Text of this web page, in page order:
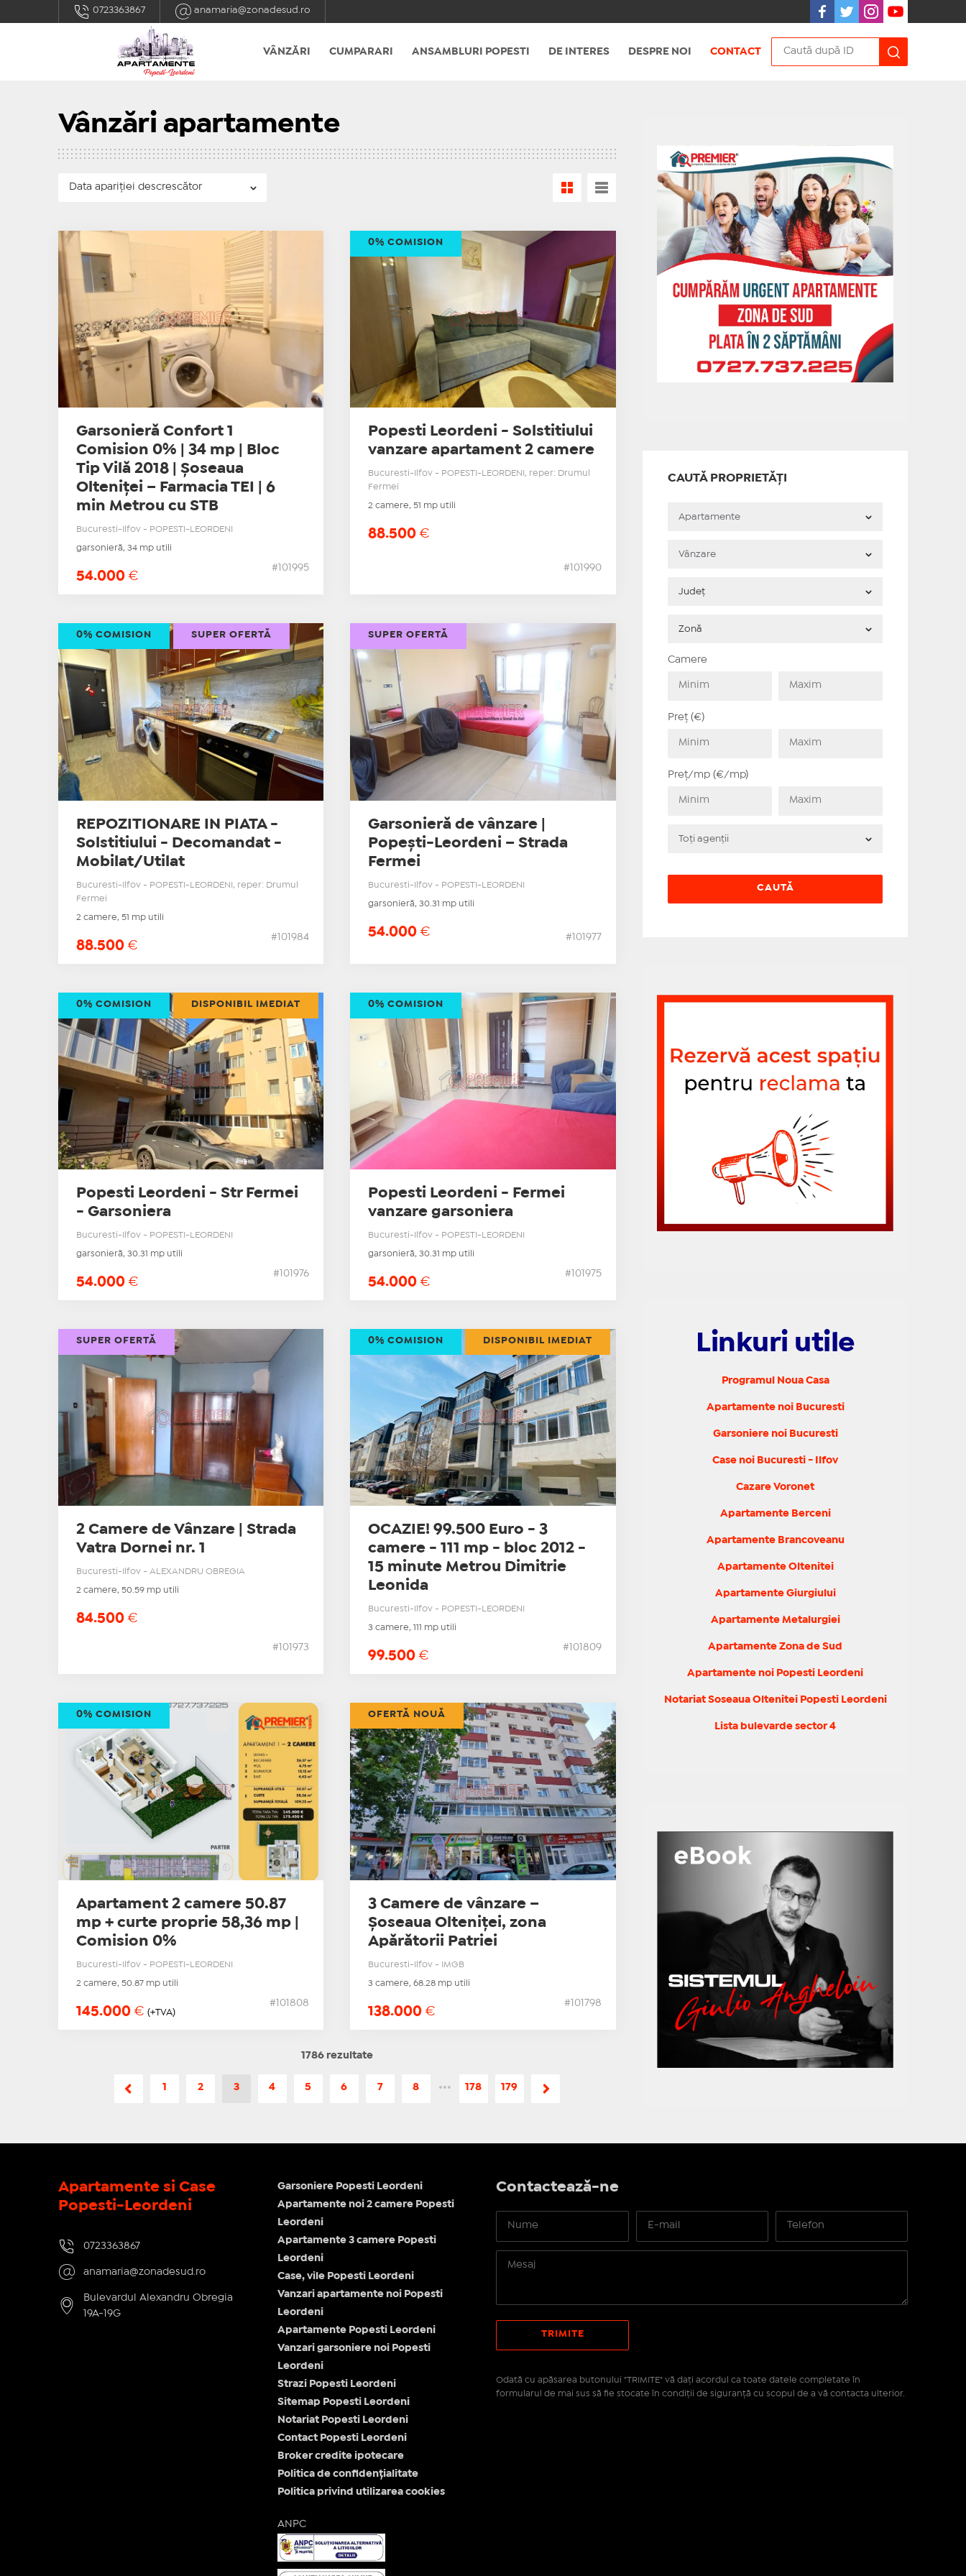
0723363867 anamaria@zonadesud.ro
VÂNZĂRI CUMPARARI ANSAMBLURI POPESTI DE INTERES DESPRE NOI CONTACT
Vânzări apartamente
Garsonieră Confort 1
Comision 0% | 34 mp | Bloc
Tip Vilă 2018 | Șoseaua
Olteniței – Farmacia TEI | 6
min Metrou cu STB
Bucuresti-Ilfov - POPESTI-LEORDENI
garsonieră, 34 mp utili
54.000 €
#101995
Popesti Leordeni - Solstitiului
vanzare apartament 2 camere
Bucuresti-Ilfov - POPESTI-LEORDENI, reper: Drumul
Fermei
2 camere, 51 mp utili
88.500€
#101990
0% COMISION
REPOZITIONARE IN PIATA -
Solstitiului - Decomandat -
Mobilat/Utilat
Bucuresti-Ilfov - POPESTI-LEORDENI, reper: Drumul
Fermei
2 camere, 51 mp utili
88.500 €
#101984
0% COMISION SUPER OFERTĂ
Garsonieră de vânzare |
Popești-Leordeni – Strada
Fermei
Bucuresti-Ilfov - POPESTI-LEORDENI
garsonieră, 30.31 mp utili
54.000€ #101977
SUPER OFERTĂ
Popesti Leordeni - Str Fermei
- Garsoniera
Bucuresti-Ilfov - POPESTI-LEORDENI
garsonieră, 30.31 mp utili
54.000 €
#101976
0% COMISION DISPONIBIL IMEDIAT
Popesti Leordeni - Fermei
vanzare garsoniera
Bucuresti-Ilfov - POPESTI-LEORDENI
garsonieră, 30.31 mp utili
54.000€
#101975
0% COMISION
2 Camere de Vânzare | Strada
Vatra Dornei nr. 1
Bucuresti-Ilfov - ALEXANDRU OBREGIA
2 camere, 50.59 mp utili
84.500 €
#101973
SUPER OFERTĂ
OCAZIE! 99.500 Euro - 3
camere - 111 mp - bloc 2012 -
15 minute Metrou Dimitrie
Leonida
Bucuresti-Ilfov - POPESTI-LEORDENI
3 camere, 111 mp utili
99.500€
#101809
0% COMISION DISPONIBIL IMEDIAT
Apartament 2 camere 50.87
mp + curte proprie 58,36 mp |
Comision 0%
Bucuresti-Ilfov - POPESTI-LEORDENI
2 camere, 50.87 mp utili
145.000 € (+TVA)
#101808
0% COMISION
3 Camere de vânzare –
Șoseaua Olteniței, zona
Apărătorii Patriei
Bucuresti-Ilfov - IMGB
3 camere, 68.28 mp utili
138.000€
#101798
OFERTĂ NOUĂ
1786 rezultate
1 2 3 4 5 6 7 8 ••• 178 179
CAUTĂ PROPRIETĂȚI
Camere
Preț (€)
Preț/mp (€/mp)
Linkuri utile
Programul Noua Casa
Apartamente noi Bucuresti
Garsoniere noi Bucuresti
Case noi Bucuresti - Ilfov
Cazare Voronet
Apartamente Berceni
Apartamente Brancoveanu
Apartamente Oltenitei
Apartamente Giurgiului
Apartamente Metalurgiei
Apartamente Zona de Sud
Apartamente noi Popesti Leordeni
Notariat Soseaua Oltenitei Popesti Leordeni
Lista bulevarde sector 4
Apartamente si Case
Popesti-Leordeni
0723363867
anamaria@zonadesud.ro
Bulevardul Alexandru Obregia
19A-19G
Garsoniere Popesti Leordeni
Apartamente noi 2 camere Popesti
Leordeni
Apartamente 3 camere Popesti
Leordeni
Case, vile Popesti Leordeni
Vanzari apartamente noi Popesti
Leordeni
Apartamente Popesti Leordeni
Vanzari garsoniere noi Popesti
Leordeni
Strazi Popesti Leordeni
Sitemap Popesti Leordeni
Notariat Popesti Leordeni
Contact Popesti Leordeni
Broker credite ipotecare
Politica de confidențialitate
Politica privind utilizarea cookies
ANPC
Contactează-ne
Odată cu apăsarea butonului "TRIMITE" vă daţi acordul ca toate datele completate în
formularul de mai sus să fie stocate în condiţii de siguranţă cu scopul de a vă contacta ulterior.